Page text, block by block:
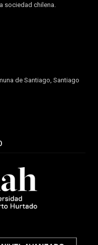
sociedad chilena.
de Santiago, Santiago